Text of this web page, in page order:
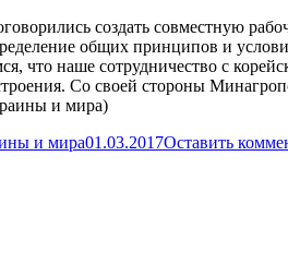
создать совместную
общих принципов и
что наше сотрудничество с
Со своей стороны
и мира)
и мира01.03.2017Оставить